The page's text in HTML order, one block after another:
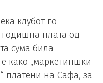
клубот го
годишна плата од
сума била
како „маркетиншки
платени на Сафа, за